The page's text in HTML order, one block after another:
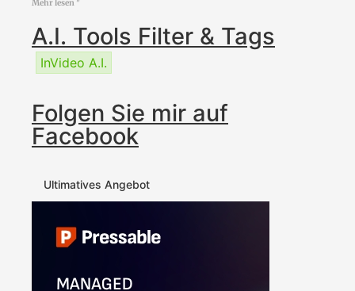
Mehr lesen "
A.I. Tools Filter & Tags
InVideo A.I.
Folgen Sie mir auf
Facebook
Ultimatives Angebot